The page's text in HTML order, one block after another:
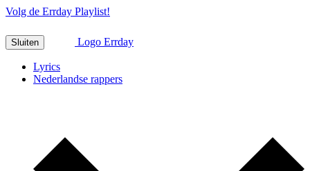
Volg de Errday Playlist!
Sluiten Logo Errday
Lyrics
Nederlandse rappers